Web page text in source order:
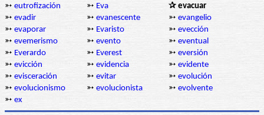
➳ eutrofización ➳ Eva
✰ evacuar
➳ evadir ➳ evanescente ➳ evangelio
➳ evaporar ➳ Evaristo ➳ evección
➳ evemerismo ➳ evento ➳ eventual
➳ Everardo ➳ Everest ➳ eversión
➳ evicción ➳ evidencia ➳ evidente
➳ evisceración ➳ evitar ➳ evolución
➳ evolucionismo ➳ evolucionista ➳ evolvente
➳ ex